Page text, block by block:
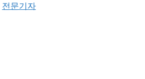
전문기자